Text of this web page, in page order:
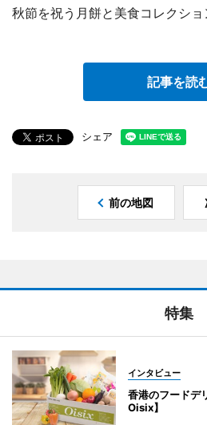
秋節を祝う月餅と美食コレクショ
記事を読
シェア
前の地図
特集
インタビュー
香港のフードデ
Oisix】